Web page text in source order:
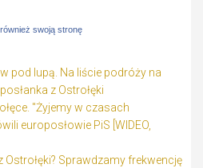
swoją stronę
pod lupą. Na liście podróży na
z Ostrołęki
"Żyjemy w czasach
europosłowie PiS [WIDEO,
Ostrołęki? Sprawdzamy frekwencję